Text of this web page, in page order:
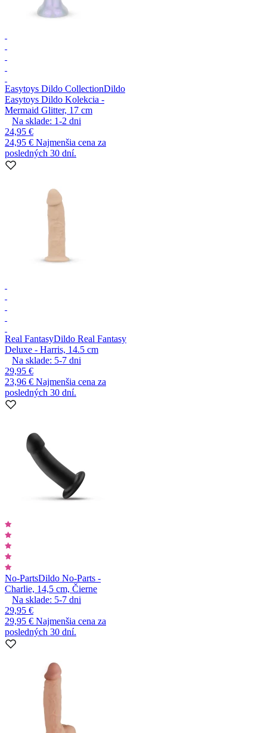
Easytoys Dildo CollectionDildo
Easytoys Dildo Kolekcia -
Mermaid Glitter, 17 cm
Na sklade: 1-2 dni
24,95 €
24,95 € Najmenšia cena za
posledných 30 dní.
Real FantasyDildo Real Fantasy
Deluxe - Harris, 14.5 cm
Na sklade: 5-7 dni
29,95 €
23,96 € Najmenšia cena za
posledných 30 dní.
No-PartsDildo No-Parts -
Charlie, 14,5 cm, Čierne
Na sklade: 5-7 dni
29,95 €
29,95 € Najmenšia cena za
posledných 30 dní.